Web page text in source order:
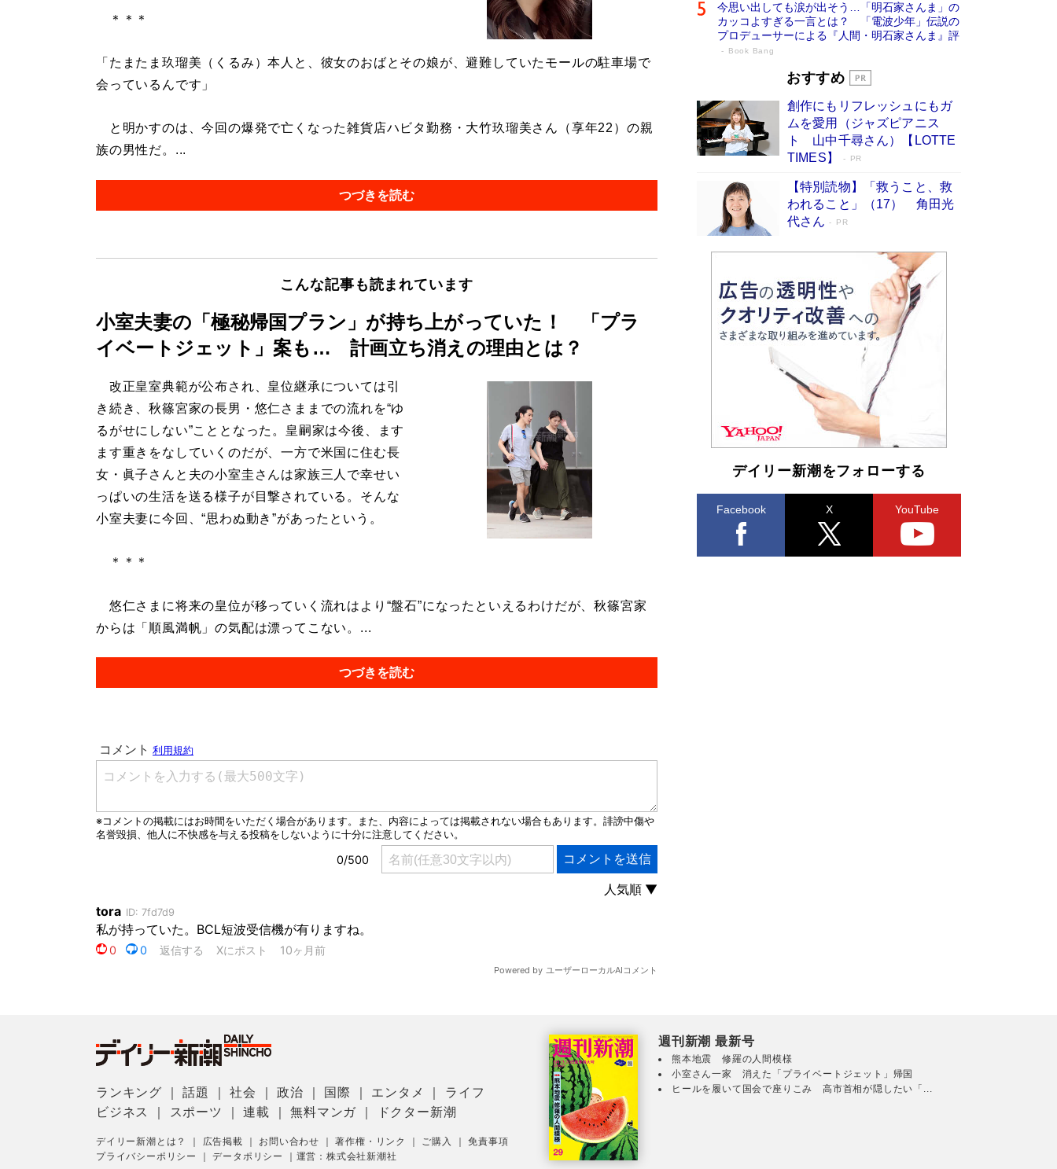
＊＊＊
「たまたま玖瑠美（くるみ）本人と、彼女のおばとその娘が、避難していたモールの駐車場で
会っているんです」
と明かすのは、今回の爆発で亡くなった雑貨店ハビタ勤務・大竹玖瑠美さん（享年22）の親
族の男性だ。...
つづきを読む
こんな記事も読まれています
小室夫妻の「極秘帰国プラン」が持ち上がっていた！ 「プラ
イベートジェット」案も… 計画立ち消えの理由とは？
改正皇室典範が公布され、皇位継承については引
き続き、秋篠宮家の長男・悠仁さままでの流れを“ゆ
るがせにしない”こととなった。皇嗣家は今後、ます
ます重きをなしていくのだが、一方で米国に住む長
女・眞子さんと夫の小室圭さんは家族三人で幸せい
っぱいの生活を送る様子が目撃されている。そんな
小室夫妻に今回、“思わぬ動き”があったという。
＊＊＊
悠仁さまに将来の皇位が移っていく流れはより“盤石”になったといえるわけだが、秋篠宮家
からは「順風満帆」の気配は漂ってこない。...
つづきを読む
今思い出しても涙が出そう…「明石家さんま」の
カッコよすぎる一言とは？ 「電波少年」伝説の
プロデューサーによる『人間・明石家さんま』評
Book Bang
「宇宙兄弟」最終46巻がベストセラー1
物語に幕 特装版には「宇宙で描かれたマ
ンガ」も収録
Book Bang
美輪明宏 晩年の回答を集めた『ほほえんで生き
るための人生相談』がランクイン［エンターテイ
メントベストセラー］
Book Bang
「『火垂るの墓』は、大嘘である」原作者が抱き
続けた“自責の念”とは…「自己憐憫は描きたくな
い」監督が徹底的にこだわったこと（後編） #
戦争の記憶
Book Bang
「叱って伸びるやつは、褒めたらもっと伸びる」
俳優・高嶋政伸が家族に教わった“人を育てるコ
ツ”…芸への考え方を明かす
Book Bang
東野圭吾、伊坂幸太郎の人気シリーズ最新作どち
らも文庫化 映画化された直木賞受賞作もランク
イン［文庫ベストセラー］
Book Bang
おすすめ
創作にもリフレッシュにもガ
ムを愛用（ジャズピアニス
ト 山中千尋さん）【LOTTE
TIMES】
PR
【特別読物】「救うこと、救
われること」（17） 角田光
代さん
PR
デイリー新潮をフォローする
Facebook X YouTube
ランキング ｜話題 ｜社会 ｜政治 国際 エンタメ
ライフ
ビジネス
スポーツ ｜連載 ｜無料マンガ ドクター新潮
デイリー新潮とは？ 広告掲載 お問い合わせ ｜著作権・リンク ご購入 ｜免責事項
プライバシーポリシー
｜データポリシー 運営：株式会社新潮社
週刊新潮 最新号
熊本地震 修羅の人間模様
小室さん一家 消えた「プライベートジェット」帰国
ヒールを履いて国会で座りこみ 高市首相が隠したい「...